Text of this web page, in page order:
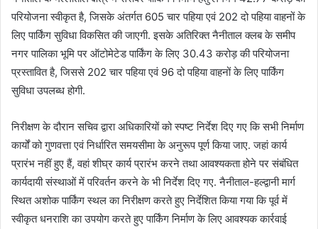
परियोजना स्वीकृत है, जिसके अंतर्गत 605 चार पहिया एवं 202 दो पहिया वाहनों के
लिए पार्किंग सुविधा विकसित की जाएगी. इसके अतिरिक्त नैनीताल क्लब के समीप
नगर पालिका भूमि पर ऑटोमेटेड पार्किंग के लिए 30.43 करोड़ की परियोजना
प्रस्तावित है, जिससे 202 चार पहिया एवं 96 दो पहिया वाहनों के लिए पार्किंग
सुविधा उपलब्ध होगी.
निरीक्षण के दौरान सचिव द्वारा अधिकारियों को स्पष्ट निर्देश दिए गए कि सभी निर्माण
कार्यों को गुणवत्ता एवं निर्धारित समयसीमा के अनुरूप पूर्ण किया जाए. जहां कार्य
प्रारंभ नहीं हुए हैं, वहां शीघ्र कार्य प्रारंभ करने तथा आवश्यकता होने पर संबंधित
कार्यदायी संस्थाओं में परिवर्तन करने के भी निर्देश दिए गए. नैनीताल-हल्द्वानी मार्ग
स्थित अशोक पार्किंग स्थल का निरीक्षण करते हुए निर्देशित किया गया कि पूर्व में
स्वीकृत धनराशि का उपयोग करते हुए पार्किंग निर्माण के लिए आवश्यक कार्रवाई